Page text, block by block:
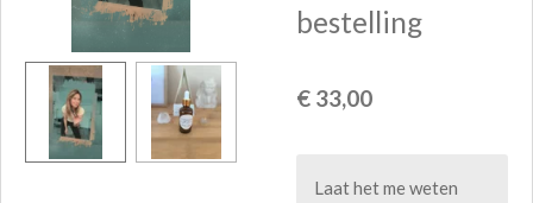
bestelling
€ 33,00
Laat het me weten